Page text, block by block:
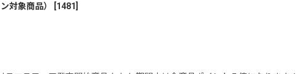
対象商品） [1481]